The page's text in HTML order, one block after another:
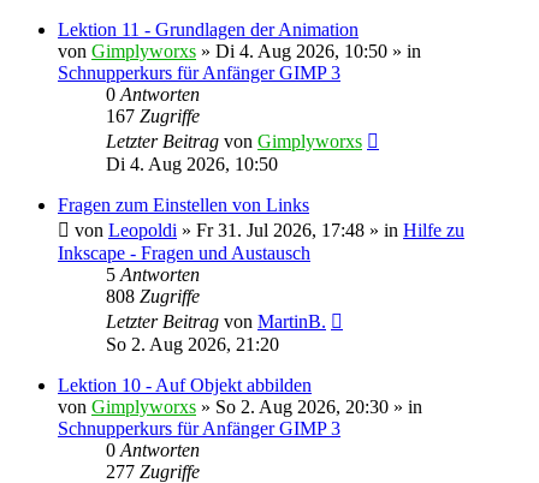
Lektion 11 - Grundlagen der Animation
von Gimplyworxs » Di 4. Aug 2026, 10:50 » in
Schnupperkurs für Anfänger GIMP 3
0 Antworten
167 Zugriffe
Letzter Beitrag von Gimplyworxs
Di 4. Aug 2026, 10:50
Fragen zum Einstellen von Links
von Leopoldi » Fr 31. Jul 2026, 17:48 » in Hilfe zu
Inkscape - Fragen und Austausch
5 Antworten
808 Zugriffe
Letzter Beitrag von MartinB.
So 2. Aug 2026, 21:20
Lektion 10 - Auf Objekt abbilden
von Gimplyworxs » So 2. Aug 2026, 20:30 » in
Schnupperkurs für Anfänger GIMP 3
0 Antworten
277 Zugriffe